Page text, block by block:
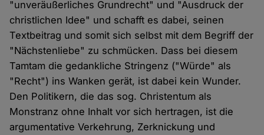
"unveräußerliches Grundrecht" und "Ausdruck der
christlichen Idee" und schafft es dabei, seinen
Textbeitrag und somit sich selbst mit dem Begriff der
"Nächstenliebe" zu schmücken. Dass bei diesem
Tamtam die gedankliche Stringenz ("Würde" als
"Recht") ins Wanken gerät, ist dabei kein Wunder.
Den Politikern, die das sog. Christentum als
Monstranz ohne Inhalt vor sich hertragen, ist die
argumentative Verkehrung, Zerknickung und